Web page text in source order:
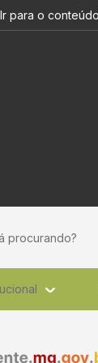
principal
Ir para o conteúdo
procurando?